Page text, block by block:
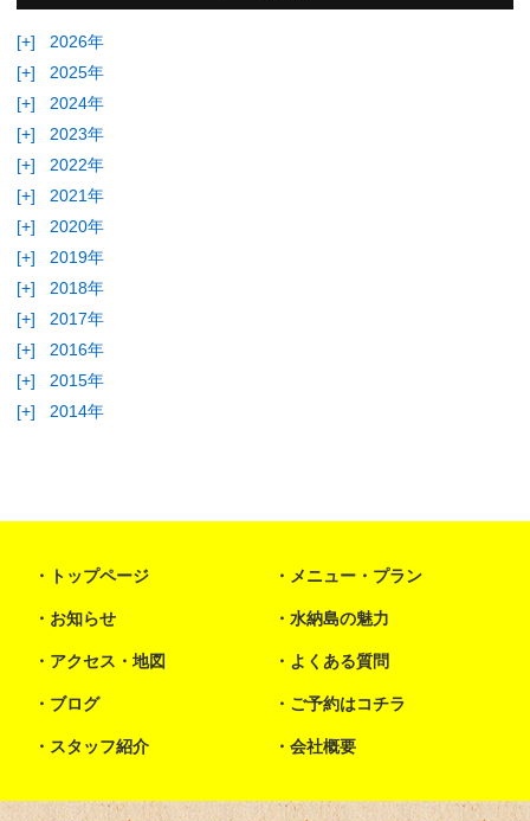
[+]
2026年
[+]
2025年
[+]
2024年
[+]
2023年
[+]
2022年
[+]
2021年
[+]
2020年
[+]
2019年
[+]
2018年
[+]
2017年
[+]
2016年
[+]
2015年
[+]
2014年
トップページ メニュー・プラン
お知らせ 水納島の魅力
アクセス・地図 よくある質問
ブログ ご予約はコチラ
スタッフ紹介 会社概要